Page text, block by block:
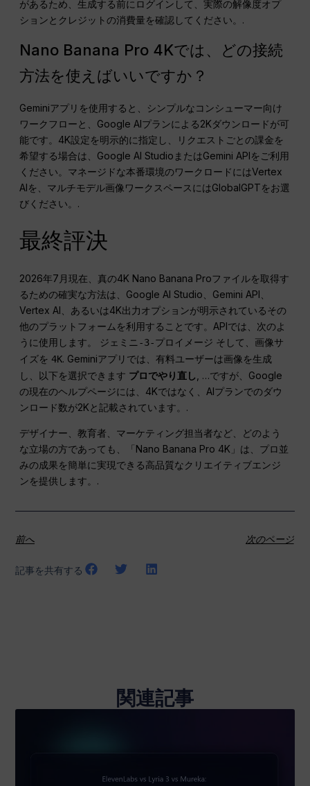
があるため、生成する前にログインして、実際の解像度オプ
ションとクレジットの消費量を確認してください。.
Nano Banana Pro 4Kでは、どの接続
方法を使えばいいですか？
Geminiアプリを使用すると、シンプルなコンシューマー向け
ワークフローと、Google AIプランによる2Kダウンロードが可
能です。4K設定を明示的に指定し、リクエストごとの課金を
希望する場合は、Google AI StudioまたはGemini APIをご利用
ください。マネージドな本番環境のワークロードにはVertex
AIを、マルチモデル画像ワークスペースにはGlobalGPTをお選
びください。.
最終評決
2026年7月現在、真の4K Nano Banana Proファイルを取得す
るための確実な方法は、Google AI Studio、Gemini API、
Vertex AI、あるいは4K出力オプションが明示されているその
他のプラットフォームを利用することです。APIでは、次のよ
うに使用します。
ジェミニ-3-プロイメージ そして、画像サ
イズを 4K. Geminiアプリでは、有料ユーザーは画像を生成
し、以下を選択できます プロでやり直し
, …ですが、Google
の現在のヘルプページには、4Kではなく、AIプランでのダウ
ンロード数が2Kと記載されています。.
デザイナー、教育者、マーケティング担当者など、どのよう
な立場の方であっても、「Nano Banana Pro 4K」は、プロ並
みの成果を簡単に実現できる高品質なクリエイティブエンジ
ンを提供します。.
前へ 次のページ
記事を共有する
関連記事